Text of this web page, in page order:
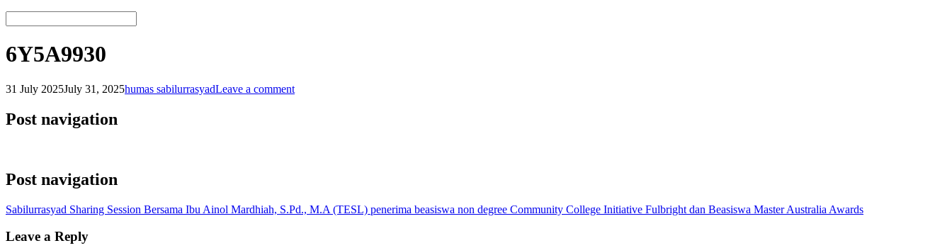
6Y5A9930
31 July 2025July 31, 2025humas sabilurrasyadLeave a comment
Post navigation
Post navigation
Sabilurrasyad Sharing Session Bersama Ibu Ainol Mardhiah, S.Pd., M.A (TESL) penerima beasiswa non degree Community College Initiative Fulbright dan Beasiswa Master Australia Awards
Leave a Reply